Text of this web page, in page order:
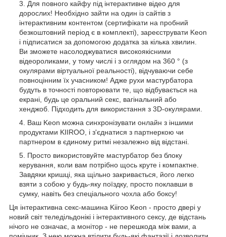
Для повного кайфу під інтерактивне відео для
дорослих! Необхідно зайти на один із сайтів з
інтерактивним контентом (сертифікати на пробний
безкоштовний період є в комплекті), зареєструвати Keon
і підписатися за допомогою додатка за кілька хвилин.
Ви зможете насолоджуватися високоякісними
відеороликами, у тому числі і з оглядом на 360 ° (з
окулярами віртуальної реальності), відчуваючи себе
повноцінним їх учасником! Адже рухи мастурбатора
будуть в точності повторювати те, що відбувається на
екрані, будь це оральний секс, вагінальний або
хенджоб. Підходить для використання з 3D-окулярами.
Ваш Keon можна синхронізувати онлайн з іншими
продуктами KIIROO, і з'єднатися з партнеркою чи
партнером в єдиному ритмі незалежно від відстані.
Просто використовуйте мастурбатор без блоку
керування, коли вам потрібно щось круте і компактне.
Завдяки кришці, яка щільно закривається, його легко
взяти з собою у будь-яку поїздку, просто поклавши в
сумку, навіть без спеціального чохла або боксу!
Ця інтерактивна секс-машина Kiiroo Keon - просто двері у
новий світ теледільдонікі і інтерактивного сексу, де відстань
нічого не означає, а монітор - не перешкода між вами, а